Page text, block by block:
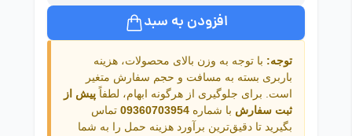
افزودن به سبد
توجه: با توجه به وزن بالای محصولات، هزینه
باربری بسته به مسافت و حجم سفارش متغیر
است. برای جلوگیری از هرگونه ابهام، لطفاً پیش از
ثبت سفارش با شماره 09360703954 تماس
بگیرید تا دقیق‌ترین برآورد هزینه حمل را به شما